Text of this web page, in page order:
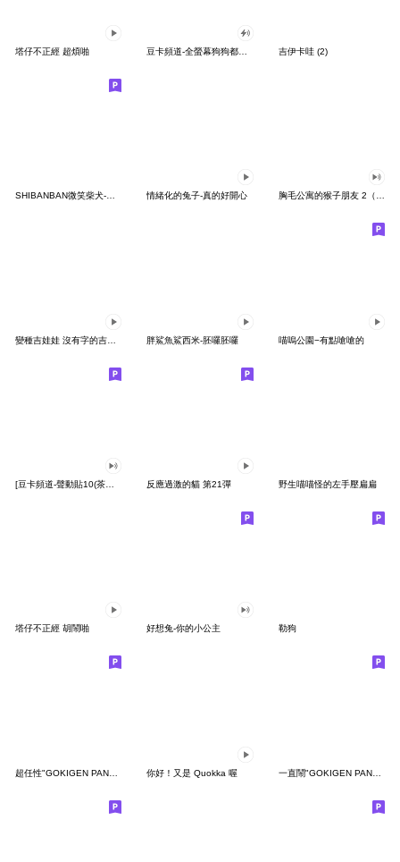
塔仔不正經 超煩啪 吉伊卡哇 (2)
SHIBANBAN微笑柴犬-廢柴寶寶日常 情緒化的兔子-真的好開心 胸毛公寓的猴子朋友 2（有聲動態）
胖鯊魚鯊西米-胚囉胚囉 喵嗚公園−有點嗆嗆的
反應過激的貓 第21彈 野生喵喵怪的左手壓扁扁
塔仔不正經 胡鬧啪 好想兔-你的小公主 勒狗
你好！又是 Quokka 喔 一直鬧"GOKIGEN PANDA" 台灣版